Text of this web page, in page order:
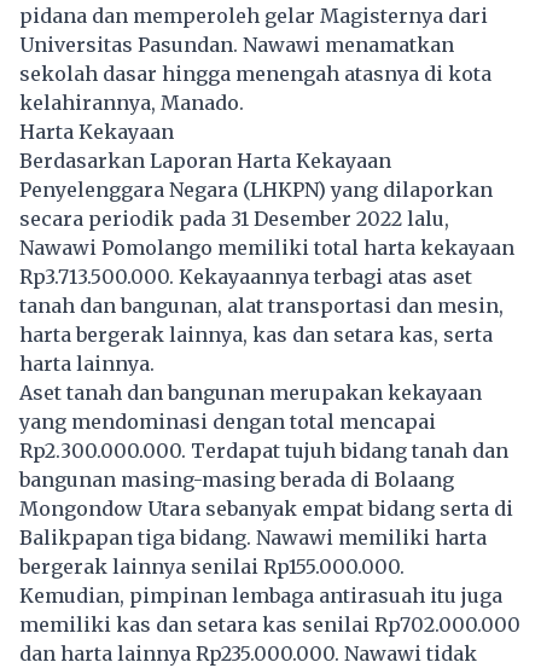
pidana dan memperoleh gelar Magisternya dari
Universitas Pasundan. Nawawi menamatkan
sekolah dasar hingga menengah atasnya di kota
kelahirannya, Manado.
Harta Kekayaan
Berdasarkan Laporan Harta Kekayaan
Penyelenggara Negara (LHKPN) yang dilaporkan
secara periodik pada 31 Desember 2022 lalu,
Nawawi Pomolango memiliki total harta kekayaan
Rp3.713.500.000. Kekayaannya terbagi atas aset
tanah dan bangunan, alat transportasi dan mesin,
harta bergerak lainnya, kas dan setara kas, serta
harta lainnya.
Aset tanah dan bangunan merupakan kekayaan
yang mendominasi dengan total mencapai
Rp2.300.000.000. Terdapat tujuh bidang tanah dan
bangunan masing-masing berada di Bolaang
Mongondow Utara sebanyak empat bidang serta di
Balikpapan tiga bidang. Nawawi memiliki harta
bergerak lainnya senilai Rp155.000.000.
Kemudian, pimpinan lembaga antirasuah itu juga
memiliki kas dan setara kas senilai Rp702.000.000
dan harta lainnya Rp235.000.000. Nawawi tidak